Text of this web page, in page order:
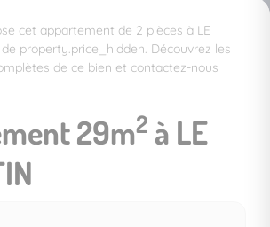
cet appartement de 2 pièces à LE
property.price_hidden. Découvrez les
de ce bien et contactez-nous
29m2 à LE